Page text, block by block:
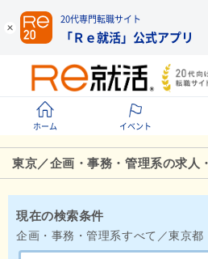
20代専門転職サイト
「Ｒｅ就活」公式アプリ
ホーム イベント
東京／企画・事務・管理系の求人
現在の検索条件
企画・事務・管理系すべて／東京都